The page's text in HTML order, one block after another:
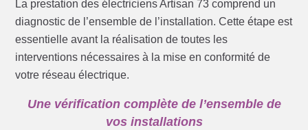
La prestation des électriciens Artisan 73 comprend un
diagnostic de l’ensemble de l’installation. Cette étape est
essentielle avant la réalisation de toutes les
interventions nécessaires à la mise en conformité de
votre réseau électrique.
Une vérification complète de l’ensemble de
vos installations